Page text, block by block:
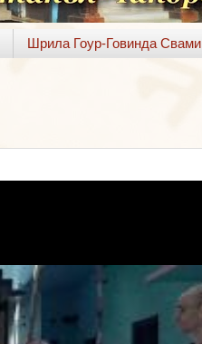
Шрила Гоур-Говинда Свами